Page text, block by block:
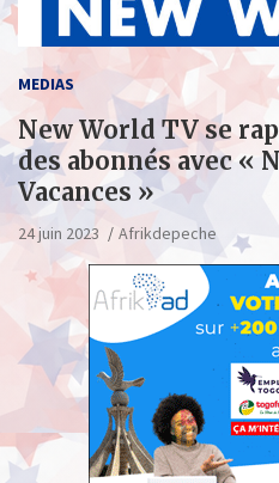
MEDIAS
New World TV se
des abonnés avec «
Vacances »
24 juin 2023 Afrikdepeche